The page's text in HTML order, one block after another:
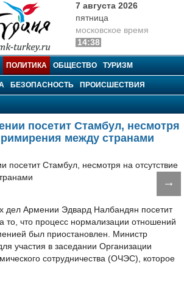
7 августа 2026
пятница
московское время
14:38
ПОЛИТИКА ОБЩЕСТВО ТУРИЗМ
БЕЗОПАСНОСТЬ ПРОИСШЕСТВИЯ
посетит Стамбул, несмотря
между странами
→
дел Армении Эдвард Налбандян посетит
то, что процесс нормализации отношений
был приостановлен. Министр
участия в заседании Организации
сотрудничества (ОЧЭС), которое